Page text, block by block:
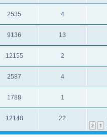
4
2535
13
9136
2
12155
4
2587
1
1788
1
2
22
12148